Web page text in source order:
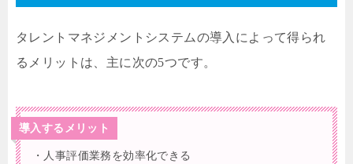
タレントマネジメントシステムの導入によって得られ
るメリットは、主に次の5つです。
導入するメリット
・人事評価業務を効率化できる